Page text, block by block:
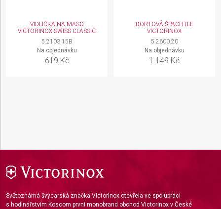
VIDLIČKA NA MASO
VICTORINOX SWISS CLASSIC
5.2103.15B
Na objednávku
619 Kč
DORTOVÁ ŠPACHTLE
VICTORINOX
5.2600.20
Na objednávku
1 149 Kč
Světoznámá švýcarská značka Victorinox otevřela ve spolupráci
s hodinářstvím Koscom první monobrand obchod Victorinox v České